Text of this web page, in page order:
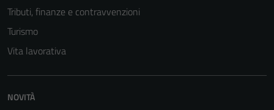
Tributi, finanze e contravvenzioni
Turismo
Vita lavorativa
NOVITÀ